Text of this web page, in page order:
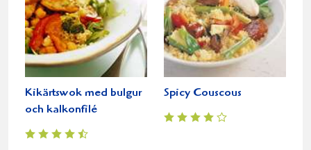
Kikärtswok med bulgur
och kalkonfilé
Spicy Couscous